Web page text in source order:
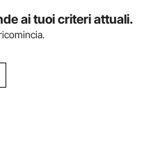
ai tuoi criteri attuali.